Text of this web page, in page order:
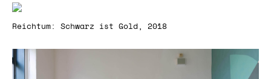
Reichtum: Schwarz ist Gold, 2018